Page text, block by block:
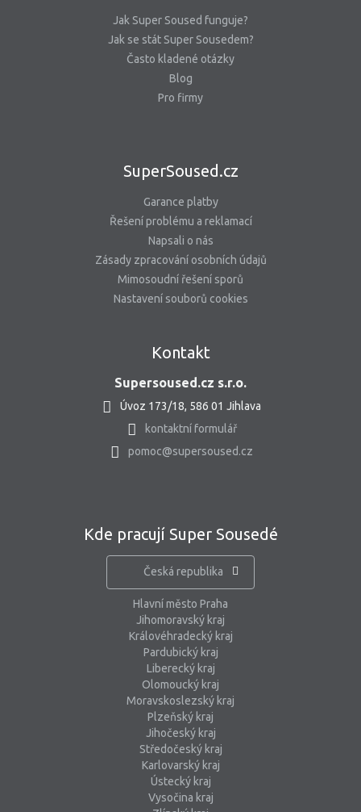
Jak Super Soused funguje?
Jak se stát Super Sousedem?
Často kladené otázky
Blog
Pro firmy
SuperSoused.cz
Garance platby
Řešení problému a reklamací
Napsali o nás
Zásady zpracování osobních údajů
Mimosoudní řešení sporů
Nastavení souborů cookies
Kontakt
Supersoused.cz s.r.o.
Úvoz 173/18, 586 01 Jihlava
kontaktní formulář
pomoc@supersoused.cz
Kde pracují Super Sousedé
Česká republika
Hlavní město Praha
Jihomoravský kraj
Královéhradecký kraj
Pardubický kraj
Liberecký kraj
Olomoucký kraj
Moravskoslezský kraj
Plzeňský kraj
Jihočeský kraj
Středočeský kraj
Karlovarský kraj
Ústecký kraj
Vysočina kraj